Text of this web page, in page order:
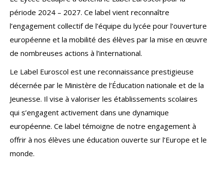
période 2024 – 2027. Ce label vient reconnaître
l’engagement collectif de l’équipe du lycée pour l’ouverture
européenne et la mobilité des élèves par la mise en œuvre
de nombreuses actions à l’international.
Le Label Euroscol est une reconnaissance prestigieuse
décernée par le Ministère de l’Éducation nationale et de la
Jeunesse. Il vise à valoriser les établissements scolaires
qui s’engagent activement dans une dynamique
européenne. Ce label témoigne de notre engagement à
offrir à nos élèves une éducation ouverte sur l’Europe et le
monde.